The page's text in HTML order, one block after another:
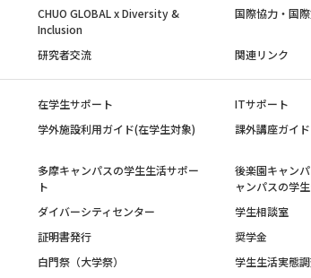
CHUO GLOBAL x Diversity &
Inclusion
国際協力・国
研究者交流 関連リンク
在学生サポート ITサポート
学外施設利用ガイド(在学生対象)
課外講座ガイド
多摩キャンパスの学生生活サポー
ト
後楽園キャン
ャンパスの学
ダイバーシティセンター 学生相談室
証明書発行
奨学金
白門祭（大学祭）
学生生活実態